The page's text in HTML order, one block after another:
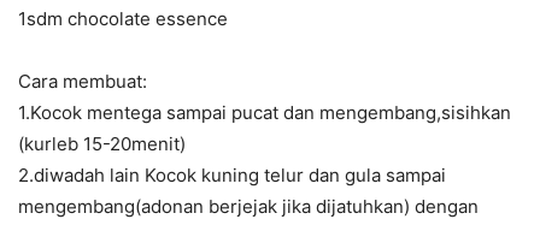
1sdm chocolate essence
Cara membuat:
1.Kocok mentega sampai pucat dan mengembang,sisihkan
(kurleb 15-20menit)
2.diwadah lain Kocok kuning telur dan gula sampai
mengembang(adonan berjejak jika dijatuhkan) dengan